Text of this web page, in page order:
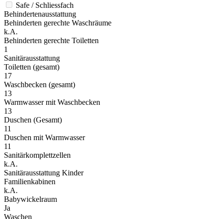
Safe / Schliessfach
Behindertenausstattung
Behinderten gerechte Waschräume
k.A.
Behinderten gerechte Toiletten
1
Sanitärausstattung
Toiletten (gesamt)
17
Waschbecken (gesamt)
13
Warmwasser mit Waschbecken
13
Duschen (Gesamt)
11
Duschen mit Warmwasser
11
Sanitärkomplettzellen
k.A.
Sanitärausstattung Kinder
Familienkabinen
k.A.
Babywickelraum
Ja
Waschen